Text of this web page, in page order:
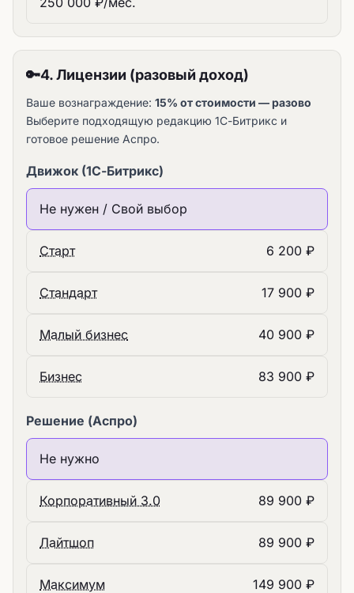
🔑4. Лицензии (разовый доход)
Ваше вознаграждение: 15% от стоимости — разово
Выберите подходящую редакцию 1С-Битрикс и
готовое решение Аспро.
Движок (1С-Битрикс)
Не нужен / Свой выбор
Старт 6 200 ₽
Стандарт 17 900 ₽
Малый бизнес 40 900 ₽
Бизнес 83 900 ₽
Решение (Аспро)
Не нужно
Корпоративный 3.0 89 900 ₽
Лайтшоп 89 900 ₽
Максимум 149 900 ₽